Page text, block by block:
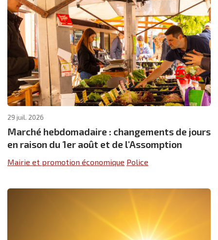
29 juil. 2026
Marché hebdomadaire : changements de jours
en raison du 1er août et de l'Assomption
Mairie et promotion économique Police